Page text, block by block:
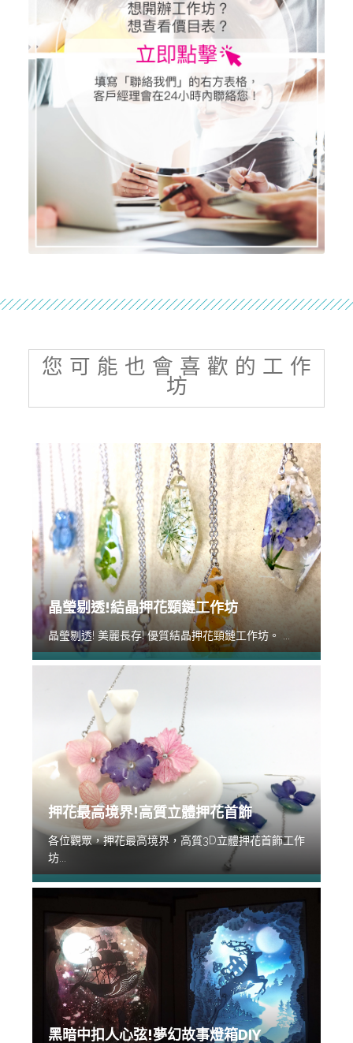
您 可 能 也 會 喜 歡 的 工 作
坊
晶瑩剔透!結晶押花頸鏈工作坊
晶瑩剔透! 美麗長存! 優質結晶押花頸鏈工作坊。 ...
押花最高境界!高質立體押花首飾
各位觀眾，押花最高境界，高質3D立體押花首飾工作
坊...
黑暗中扣人心弦!夢幻故事燈箱DIY